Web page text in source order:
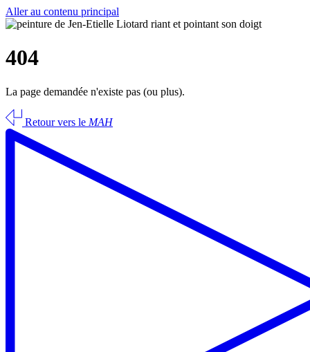
Aller au contenu principal
404
La page demandée n'existe pas (ou plus).
Retour vers le MAH